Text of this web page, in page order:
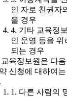
인 자로 친권자
을 경우
4. 기타 교육정
인 운영 등을 위
되는 경우
육정보원은 다음
신청에 대하여
1. 다른 사람의